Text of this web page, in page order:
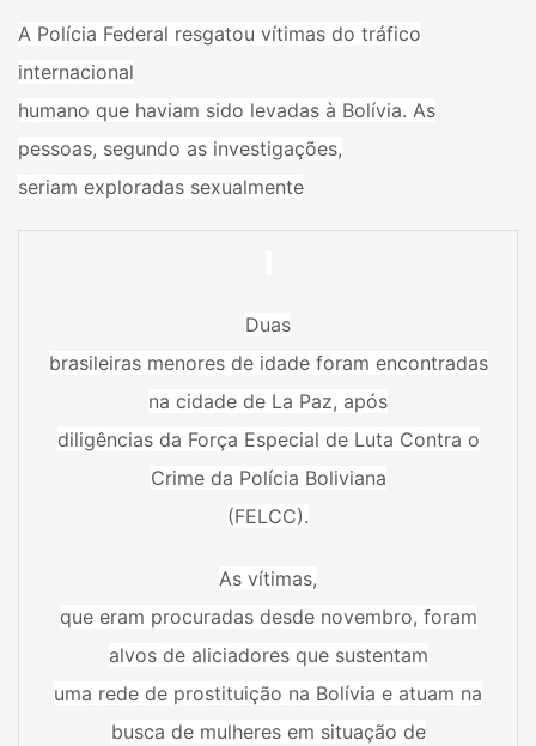
A Polícia Federal resgatou vítimas do tráfico
internacional
humano que haviam sido levadas à Bolívia. As
pessoas, segundo as investigações,
seriam exploradas sexualmente
Duas
brasileiras menores de idade foram encontradas
na cidade de La Paz, após
diligências da Força Especial de Luta Contra o
Crime da Polícia Boliviana
(FELCC).
As vítimas,
que eram procuradas desde novembro, foram
alvos de aliciadores que sustentam
uma rede de prostituição na Bolívia e atuam na
busca de mulheres em situação de